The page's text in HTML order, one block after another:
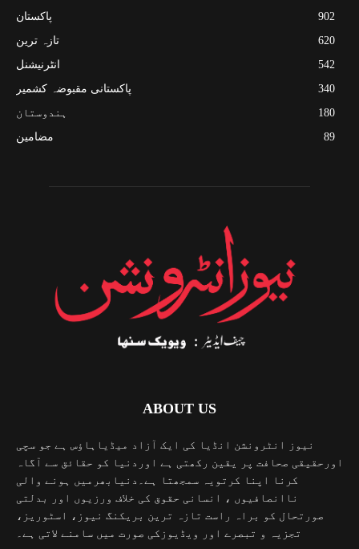
پاکستان
902
تازہ ترین
620
انٹرنیشنل
542
پاکستانی مقبوضہ کشمیر
340
ہندوستان
180
مضامین
89
ABOUT US
نیوز انٹرونشن انڈیا کی ایک آزاد میڈیاہاؤس ہے جو سچی
اورحقیقی صحافت پر یقین رکھتی ہے اوردنیا کو حقائق سے آگاہ
کرنا اپنا کرتویہ سمجھتا ہے۔دنیابھرمیں ہونے والی
ناانصافیوں ، انسانی حقوق کی خلاف ورزیوں اور بدلتی
صورتحال کو براہ راست تازہ ترین بریکنگ نیوز، اسٹوریز،
تجزیہ و تبصرے اور ویڈیوزکی صورت میں سامنے لاتی ہے۔